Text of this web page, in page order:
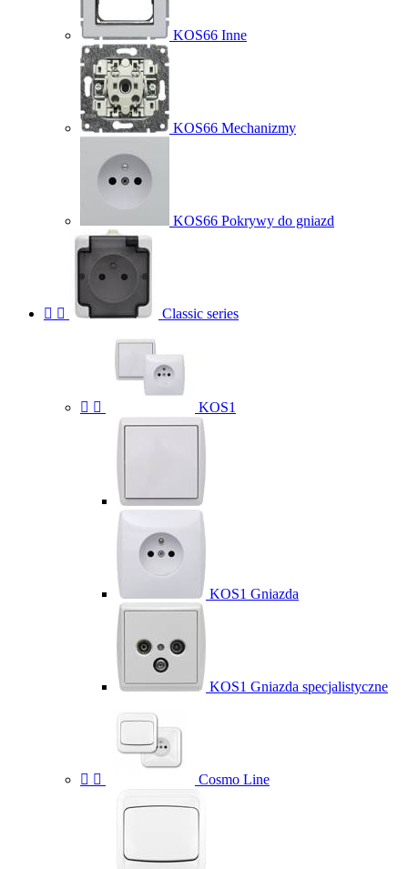
KOS66 Inne
KOS66 Mechanizmy
KOS66 Pokrywy do gniazd
  Classic series
  KOS1
KOS1 Gniazda
KOS1 Gniazda specjalistyczne
  Cosmo Line